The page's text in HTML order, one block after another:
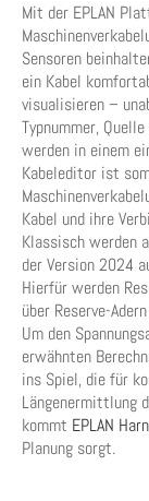
Mit der EPLAN
Sensoren
ein Kabel
visualisieren –
Typnummer,
werden in einem
Kabeleditor ist
Kabel und ihre
Klassisch werden
der Version 2024
Hierfür werden
über Reserve-
Um den
erwähnten
ins Spiel, die für
Längenermittlung
kommt EPLAN
Planung sorgt.